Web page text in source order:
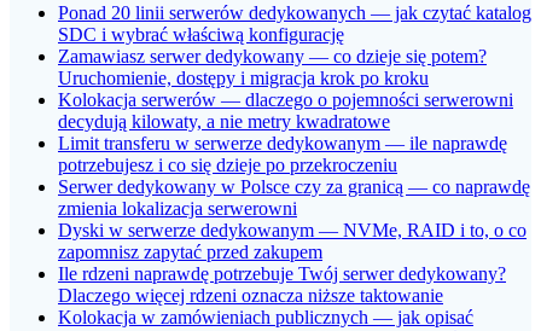
Ponad 20 linii serwerów dedykowanych — jak czytać katalog
SDC i wybrać właściwą konfigurację
Zamawiasz serwer dedykowany — co dzieje się potem?
Uruchomienie, dostępy i migracja krok po kroku
Kolokacja serwerów — dlaczego o pojemności serwerowni
decydują kilowaty, a nie metry kwadratowe
Limit transferu w serwerze dedykowanym — ile naprawdę
potrzebujesz i co się dzieje po przekroczeniu
Serwer dedykowany w Polsce czy za granicą — co naprawdę
zmienia lokalizacja serwerowni
Dyski w serwerze dedykowanym — NVMe, RAID i to, o co
zapomnisz zapytać przed zakupem
Ile rdzeni naprawdę potrzebuje Twój serwer dedykowany?
Dlaczego więcej rdzeni oznacza niższe taktowanie
Kolokacja w zamówieniach publicznych — jak opisać